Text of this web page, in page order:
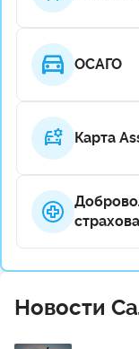
ОСАГО
Карта
Новости